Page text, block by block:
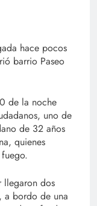
hace pocos
barrio Paseo
de la noche
uno de
de 32 años
quienes
llegaron dos
a bordo de una